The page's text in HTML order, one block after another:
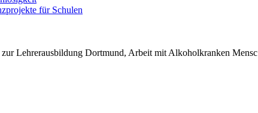
für Schulen
Lehrerausbildung Dortmund, Arbeit mit Alkoholkranken Mensc